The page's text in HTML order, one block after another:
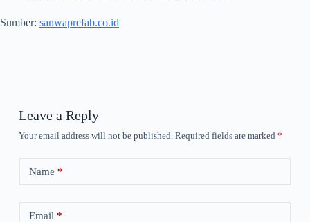
Sumber: sanwaprefab.co.id
Leave a Reply
Your email address will not be published. Required fields are marked *
Name *
Email *